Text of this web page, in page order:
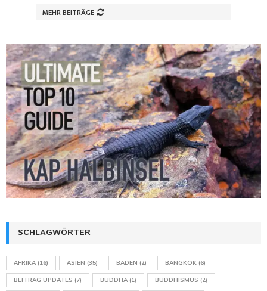
MEHR BEITRÄGE
SCHLAGWÖRTER
AFRIKA(16) ASIEN (35) BADEN (2) BANGKOK (6)
BEITRAG UPDATES (7) BUDDHA(1) BUDDHISMUS (2)